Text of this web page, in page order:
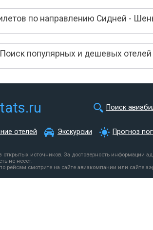
по направлению Сидней -
популярных и дешевых отелей
Поиск
отелей Экскурсии Прогноз
открытых источников. За достоверность информации
не несет.
рейсам смотрите на сайте авиакомпании или сайте